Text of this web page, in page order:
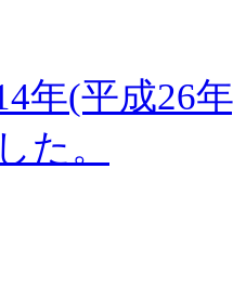
年(平成26
た。